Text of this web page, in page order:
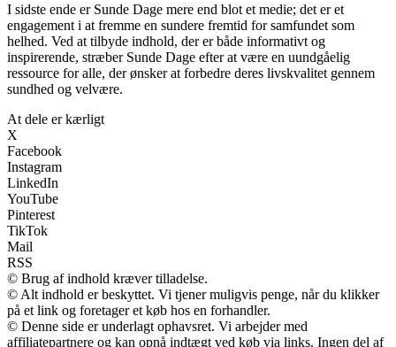
I sidste ende er Sunde Dage mere end blot et medie; det er et
engagement i at fremme en sundere fremtid for samfundet som
helhed. Ved at tilbyde indhold, der er både informativt og
inspirerende, stræber Sunde Dage efter at være en uundgåelig
ressource for alle, der ønsker at forbedre deres livskvalitet gennem
sundhed og velvære.
At dele er kærligt
X
Facebook
Instagram
LinkedIn
YouTube
Pinterest
TikTok
Mail
RSS
© Brug af indhold kræver tilladelse.
© Alt indhold er beskyttet. Vi tjener muligvis penge, når du klikker
på et link og foretager et køb hos en forhandler.
© Denne side er underlagt ophavsret. Vi arbejder med
affiliatepartnere og kan opnå indtægt ved køb via links. Ingen del af